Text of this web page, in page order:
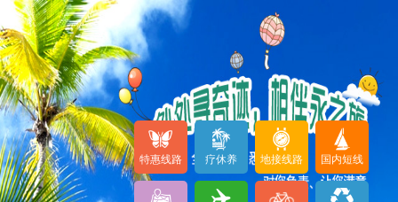
特惠线路 疗休养 地接线路 国内短线